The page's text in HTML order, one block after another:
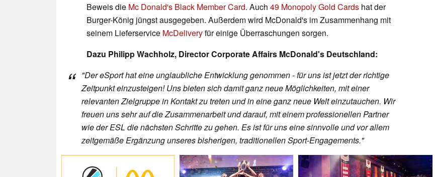
Beweis die Mc Donald's Black Member Card. Auch 49 Monopoly Gold Cards hat der
Burger-König jüngst ausgegeben. Außerdem wird McDonald's im Zusammenhang mit
seinem Lieferservice McDeliveryfür einige Überraschungen sorgen.
Dazu Philipp Wachholz, Director Corporate Affairs McDonald's Deutschland:
"Der eSport hat eine unglaubliche Entwicklung genommen - für uns ist jetzt der richtige
Zeitpunkt einzusteigen! Uns bieten sich damit ganz neue Möglichkeiten, mit einer
relevanten Zielgruppe in Kontakt zu treten und in eine ganz neue Welt einzutauchen. Wir
freuen uns sehr auf die Zusammenarbeit und darauf, mit einem professionellen Partner
wie der ESL die nächsten Schritte zu gehen. Es ist für uns eine sinnvolle und vor allem
zeitgemäße Ergänzung unseres bisherigen, traditionellen Sport-Engagements."